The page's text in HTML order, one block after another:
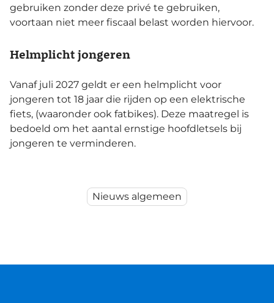
gebruiken zonder deze privé te gebruiken,
voortaan niet meer fiscaal belast worden hiervoor.
Helmplicht jongeren
Vanaf juli 2027 geldt er een helmplicht voor
jongeren tot 18 jaar die rijden op een elektrische
fiets, (waaronder ook fatbikes). Deze maatregel is
bedoeld om het aantal ernstige hoofdletsels bij
jongeren te verminderen.
Nieuws algemeen